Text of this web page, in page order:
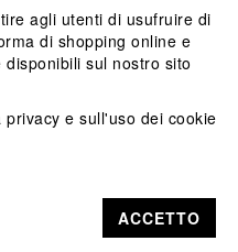
agli utenti di usufruire di
di shopping online e
sul nostro sito
privacy e sull'uso dei cookie
ACCETTO